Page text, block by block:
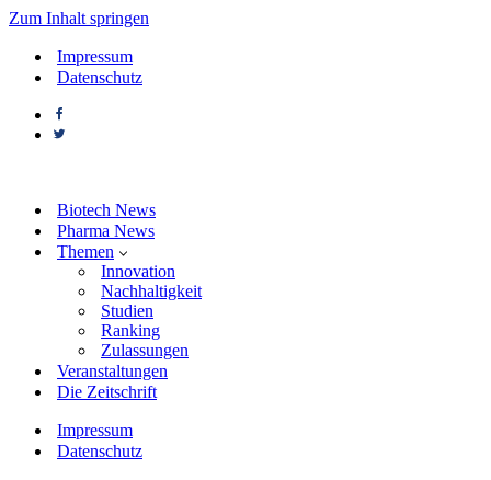
Zum Inhalt springen
Impressum
Datenschutz
Biotech News
Pharma News
Themen
Innovation
Nachhaltigkeit
Studien
Ranking
Zulassungen
Veranstaltungen
Die Zeitschrift
Impressum
Datenschutz